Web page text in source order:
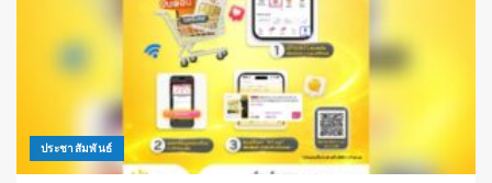
ประชาสัมพันธ์